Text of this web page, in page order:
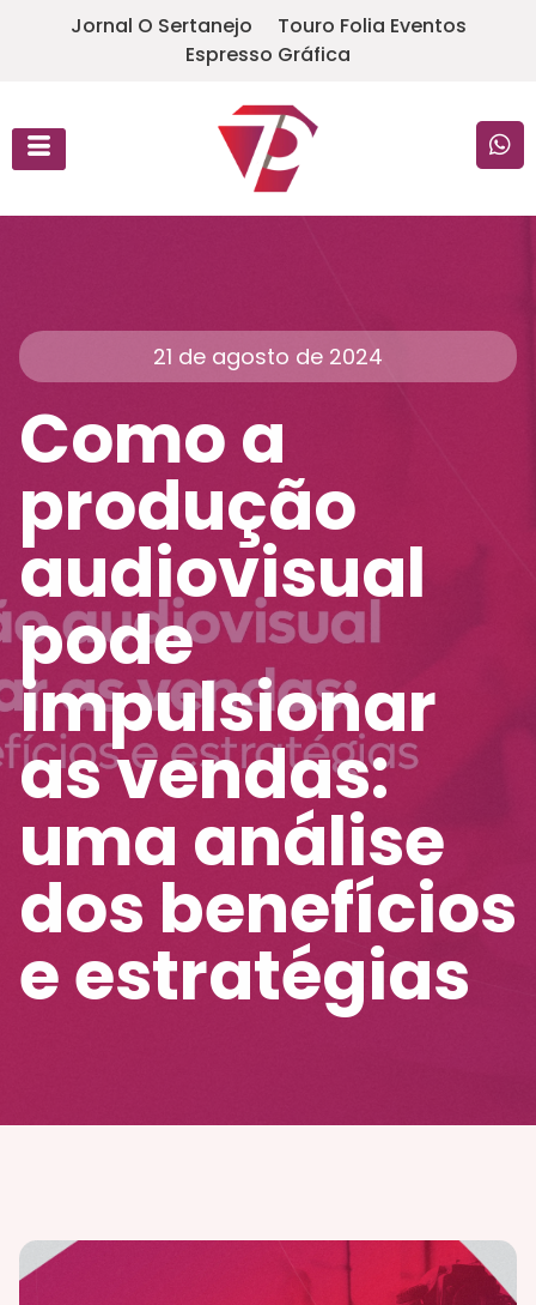
Jornal O Sertanejo
Touro Folia Eventos
Espresso Gráfica
21 de agosto de 2024
Como a
produção
audiovisual
pode
impulsionar
as vendas:
uma análise
dos benefícios
e estratégias